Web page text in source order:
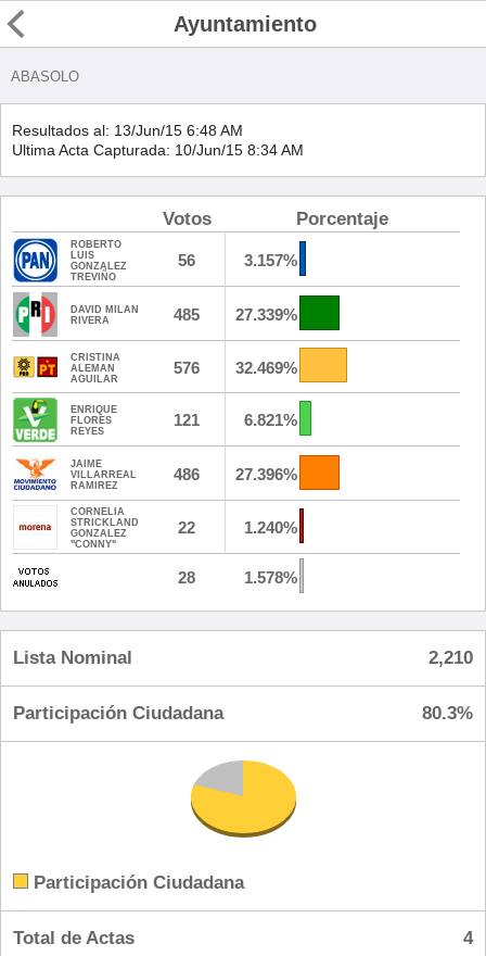
Ayuntamiento
abasolo
Resultados al: 13/Jun/15 6:48 AM
Ultima Acta Capturada: 10/Jun/15 8:34 AM
Votos Porcentaje
ROBERTO
LUIS
GONZALEZ
TREVIÑO
56 3.157%
DAVID MILAN
RIVERA
485 27.339%
CRISTINA
ALEMAN
AGUILAR
576 32.469%
ENRIQUE
FLORES
REYES
121 6.821%
JAIME
VILLARREAL
RAMIREZ
486 27.396%
CORNELIA
STRICKLAND
GONZALEZ
"CONNY"
22 1.240%
28 1.578%
Lista Nominal 2,210
Participación Ciudadana 80.3%
Participación Ciudadana
Total de Actas 4